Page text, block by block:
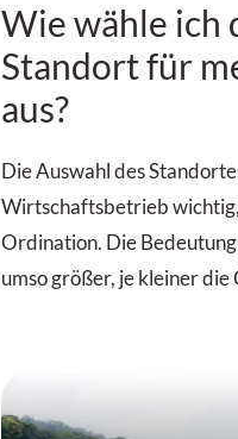
Wie wähle ich
Standort für
aus?
Die Auswahl des
Wirtschaftsbetrieb
Ordination. Die
umso größer, je kleiner